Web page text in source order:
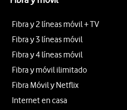
Fibra y 2 líneas móvil + TV
Fibra y 3 líneas móvil
Fibra y 4 líneas móvil
Fibra y móvil ilimitado
Fibra Móvil y Netflix
Internet en casa